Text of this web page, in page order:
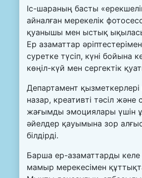
Іс-шараның басты
айналған мерекелік
қуанышы мен ыстық
Ер азаматтар
суретке түсіп, күні бойына
көңіл-күй мен сергектік
Департамент қызметкерлері
назар, креативті тәсіл және
жағымды эмоциялары үшін
әйелдер қауымына зор
білдірді.
Барша ер-азаматтарды келе
мамыр мерекесімен